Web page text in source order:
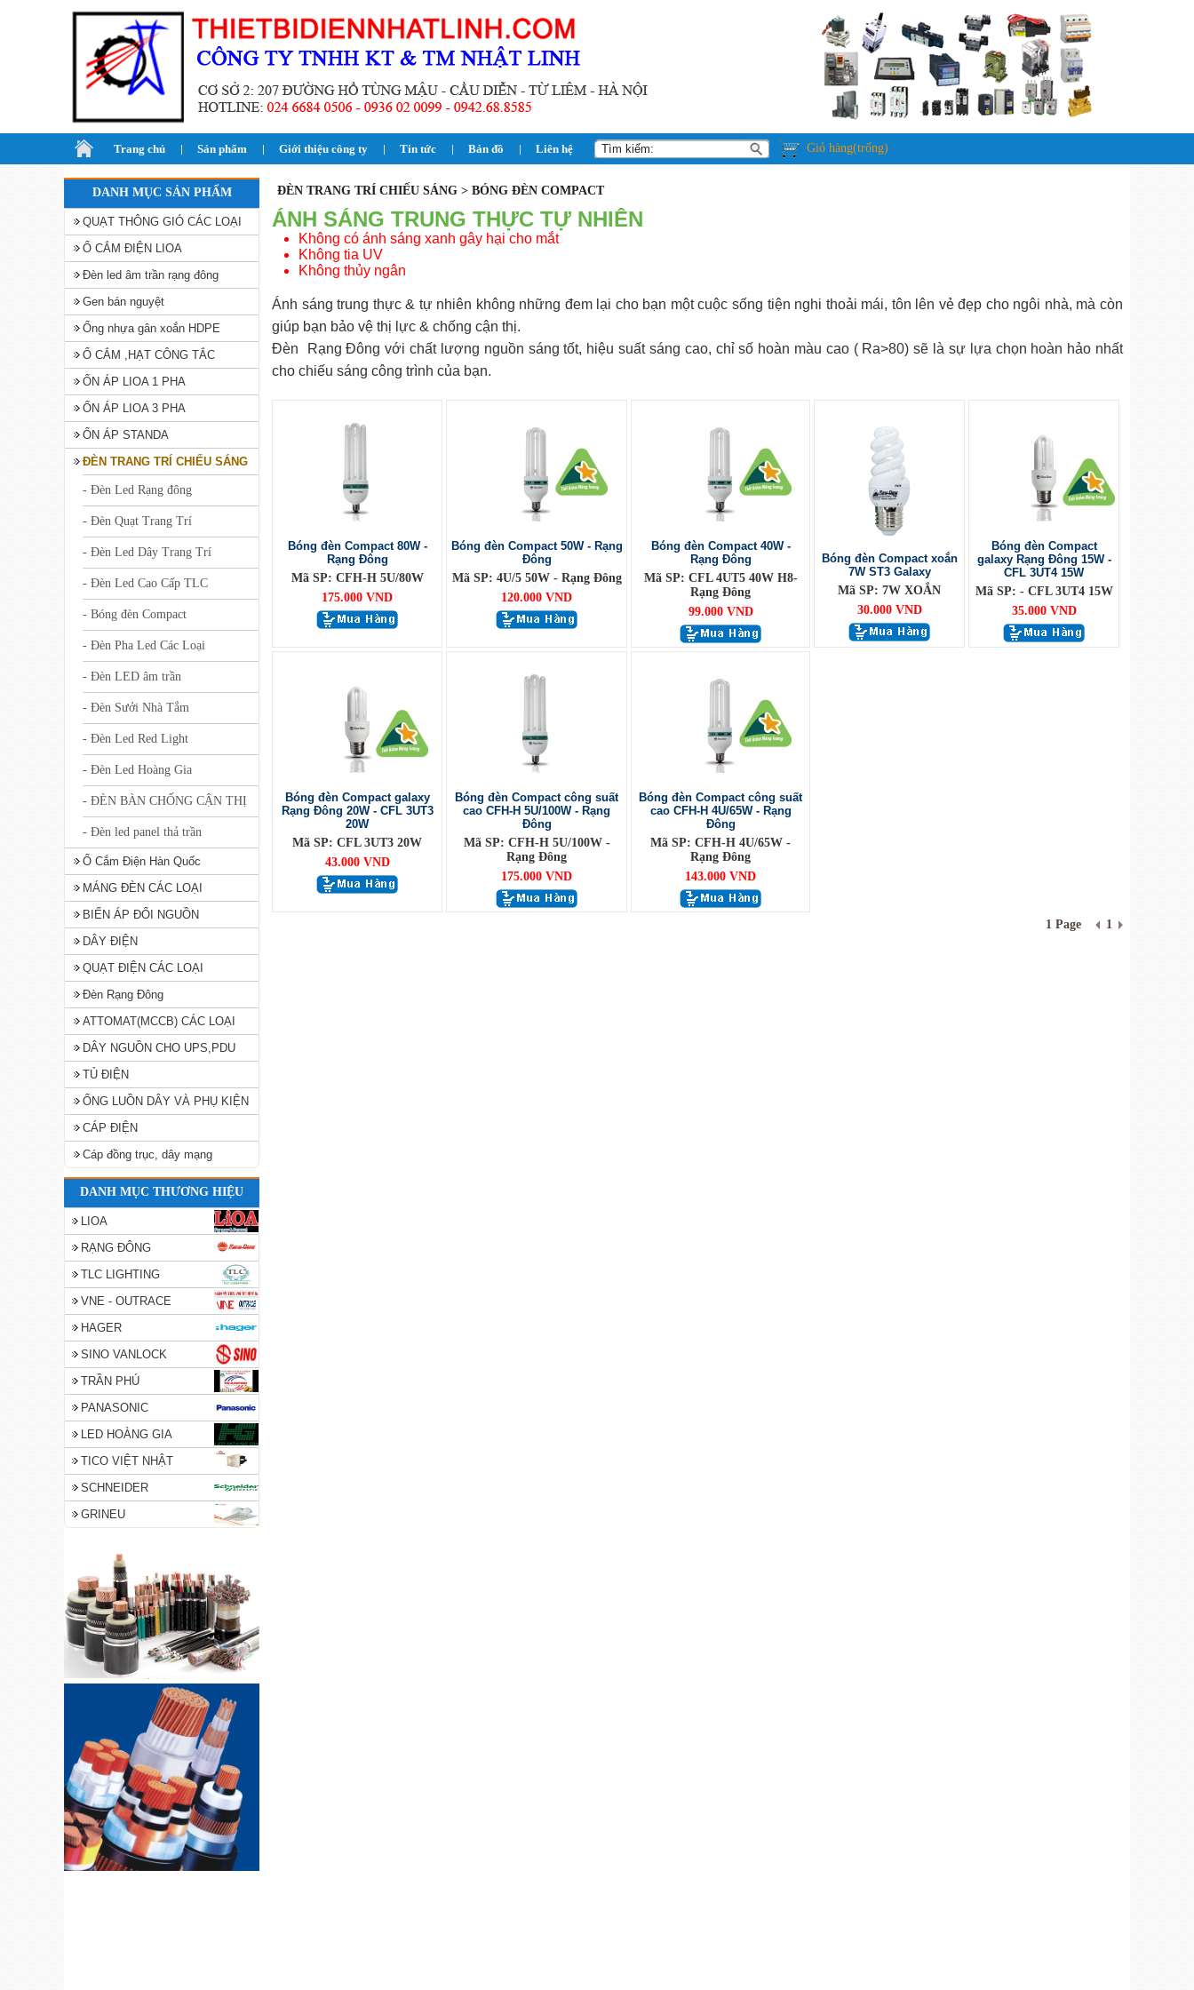
Trang chủ Sản phẩm Giới thiệu công ty Tin tức Bản đồ Liên hệ Giỏ hàng(trống)
DANH MỤC SẢN PHẨM
QUẠT THÔNG GIÓ CÁC LOẠI
Ổ CẮM ĐIỆN LIOA
Đèn led âm trần rạng đông
Gen bán nguyệt
Ống nhựa gân xoắn HDPE
Ổ CẮM ,HẠT CÔNG TẮC
ỔN ÁP LIOA 1 PHA
ỔN ÁP LIOA 3 PHA
ỔN ÁP STANDA
ĐÈN TRANG TRÍ CHIẾU SÁNG
- Đèn Led Rạng đông
- Đèn Quạt Trang Trí
- Đèn Led Dây Trang Trí
- Đèn Led Cao Cấp TLC
- Bóng đèn Compact
- Đèn Pha Led Các Loại
- Đèn LED âm trần
- Đèn Sưởi Nhà Tắm
- Đèn Led Red Light
- Đèn Led Hoàng Gia
- ĐÈN BÀN CHỐNG CẬN THỊ
- Đèn led panel thả trần
Ổ Cắm Điện Hàn Quốc
MÁNG ĐÈN CÁC LOẠI
BIẾN ÁP ĐỔI NGUỒN
DÂY ĐIỆN
QUẠT ĐIỆN CÁC LOẠI
Đèn Rạng Đông
ATTOMAT(MCCB) CÁC LOẠI
DÂY NGUỒN CHO UPS,PDU
TỦ ĐIỆN
ỐNG LUỒN DÂY VÀ PHỤ KIỆN
CÁP ĐIỆN
Cáp đồng trục, dây mạng
DANH MỤC THƯƠNG HIỆU
LIOA
RẠNG ĐÔNG
TLC LIGHTING
VNE - OUTRACE
HAGER
SINO VANLOCK
TRẦN PHÚ
PANASONIC
LED HOÀNG GIA
TICO VIỆT NHẬT
SCHNEIDER
GRINEU
ĐÈN TRANG TRÍ CHIẾU SÁNG > BÓNG ĐÈN COMPACT
ÁNH SÁNG TRUNG THỰC TỰ NHIÊN
Không có ánh sáng xanh gây hại cho mắt
Không tia UV
Không thủy ngân
Ánh sáng trung thực & tự nhiên không những đem lại cho bạn một cuộc sống tiện nghi thoải mái, tôn lên vẻ đẹp cho ngôi nhà, mà còn
giúp bạn bảo vệ thị lực & chống cận thị.
Đèn Rạng Đông với chất lượng nguồn sáng tốt, hiệu suất sáng cao, chỉ số hoàn màu cao ( Ra>80) sẽ là sự lựa chọn hoàn hảo nhất
cho chiếu sáng công trình của bạn.
Bóng đèn Compact 80W -
Rạng Đông
Mã SP: CFH-H 5U/80W
175.000 VND
Bóng đèn Compact 50W - Rạng
Đông
Mã SP: 4U/5 50W - Rạng Đông
120.000 VND
Bóng đèn Compact 40W -
Rạng Đông
Mã SP: CFL 4UT5 40W H8-
Rạng Đông
99.000 VND
Bóng đèn Compact xoắn
7W ST3 Galaxy
Mã SP: 7W XOẮN
30.000 VND
Bóng đèn Compact
galaxy Rạng Đông 15W -
CFL 3UT4 15W
Mã SP: - CFL 3UT4 15W
35.000 VND
Bóng đèn Compact galaxy
Rạng Đông 20W - CFL 3UT3
20W
Mã SP: CFL 3UT3 20W
43.000 VND
Bóng đèn Compact công suất
cao CFH-H 5U/100W - Rạng
Đông
Mã SP: CFH-H 5U/100W -
Rạng Đông
175.000 VND
Bóng đèn Compact công suất
cao CFH-H 4U/65W - Rạng
Đông
Mã SP: CFH-H 4U/65W -
Rạng Đông
143.000 VND
1 Page 1